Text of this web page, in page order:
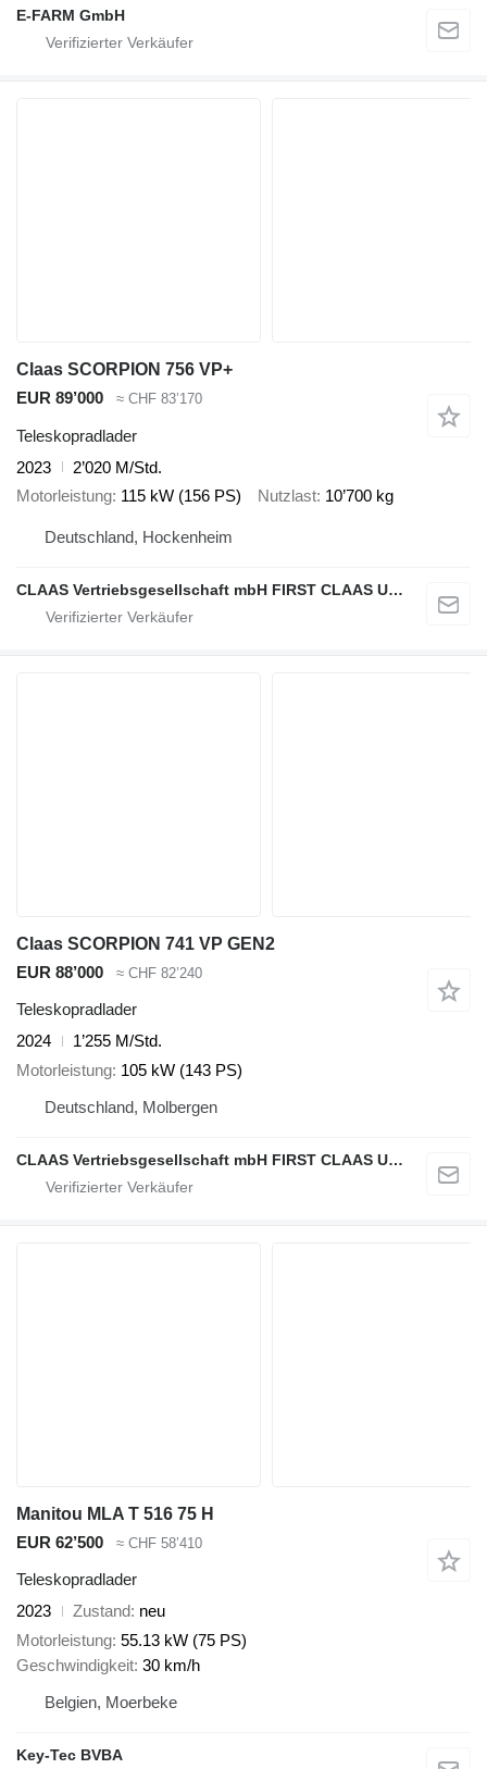
E-FARM GmbH
Claas SCORPION 756 VP+
EUR 89’000
≈ CHF 83’170
Teleskopradlader
2023
2’020 M/Std.
Motorleistung 115 kW (156 PS) Nutzlast 10’700 kg
Deutschland, Hockenheim
CLAAS Vertriebsgesellschaft mbH FIRST CLAAS USED Center
Claas SCORPION 741 VP GEN2
EUR 88’000
≈ CHF 82’240
Teleskopradlader
2024
1’255 M/Std.
Motorleistung 105 kW (143 PS)
Deutschland, Molbergen
CLAAS Vertriebsgesellschaft mbH FIRST CLAAS USED Center
Manitou MLA T 516 75 H
EUR 62’500
≈ CHF 58’410
Teleskopradlader
2023
Zustand neu
Motorleistung 55.13 kW (75 PS)
Geschwindigkeit 30 km/h
Belgien, Moerbeke
Key-Tec BVBA